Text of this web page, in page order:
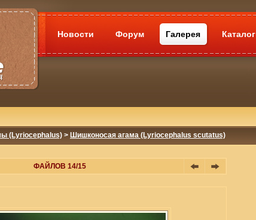
Новости Форум Галерея Каталог
(Lyriocephalus) > Шишконосая агама (Lyriocephalus scutatus)
ФАЙЛОВ 14/15